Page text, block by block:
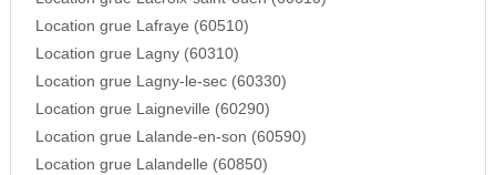
Location grue Lafraye (60510)
Location grue Lagny (60310)
Location grue Lagny-le-sec (60330)
Location grue Laigneville (60290)
Location grue Lalande-en-son (60590)
Location grue Lalandelle (60850)